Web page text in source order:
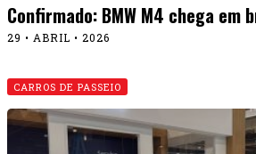
Confirmado: BMW M4 chega em
29 • ABRIL • 2026
CARROS DE PASSEIO